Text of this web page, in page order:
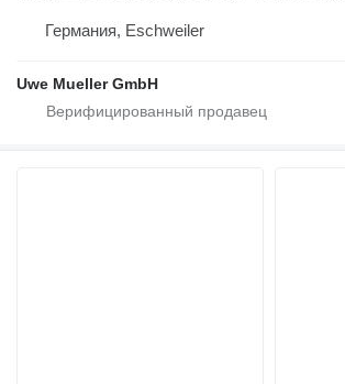
Германия, Eschweiler
Uwe Mueller GmbH